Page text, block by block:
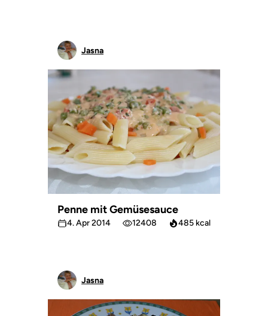
Jasna
Penne mit Gemüsesauce
4. Apr 2014 12408 485 kcal
Jasna